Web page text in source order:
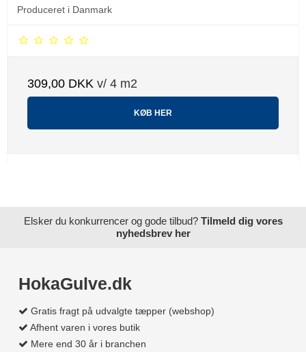
Produceret i Danmark
309,00 DKK v/ 4 m2
KØB HER
Elsker du konkurrencer og gode tilbud? Tilmeld dig vores
nyhedsbrev her
HokaGulve.dk
Gratis fragt på udvalgte tæpper (webshop)
Afhent varen i vores butik
Mere end 30 år i branchen